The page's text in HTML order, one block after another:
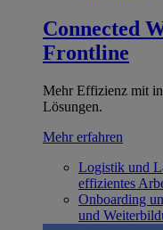
Connected
Frontline
Mehr Effizienz mit
Lösungen.
Mehr erfahren
Logistik und
effizientes
Onboarding
und